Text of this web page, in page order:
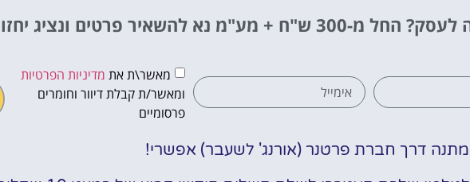
לעסק? החל מ-300 ש"ח + מע"מ נא להשאיר פרטים ונציג
מאשר\ת את מדיניות הפרטיות
ומאשר/ת קבלת דיוור וחומרים
פרסומיים
דרך חברת פרטנר (אורנג' לשעבר) אפשרי!